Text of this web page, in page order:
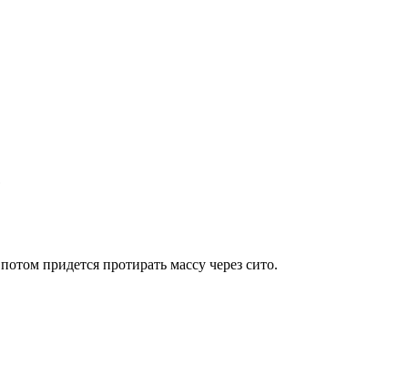
придется протирать массу через сито.